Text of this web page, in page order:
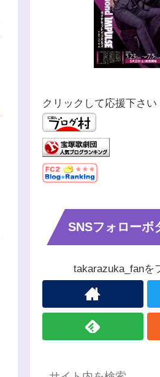
クリックして応援下さい
SNSフォローボ
takarazuka_fanを